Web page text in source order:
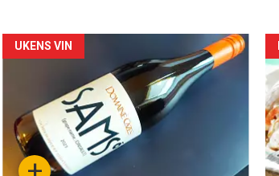
Forsiden
akkurat
nå
-
UKENS VIN
-